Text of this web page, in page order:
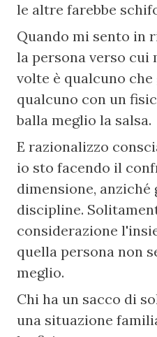
le altre farebbe
Quando mi sento in
la persona verso cui
volte è qualcuno che
qualcuno con un
balla meglio la salsa.
E razionalizzo
io sto facendo il
dimensione,
discipline.
considerazione
quella persona non
meglio.
Chi ha un sacco di
una situazione